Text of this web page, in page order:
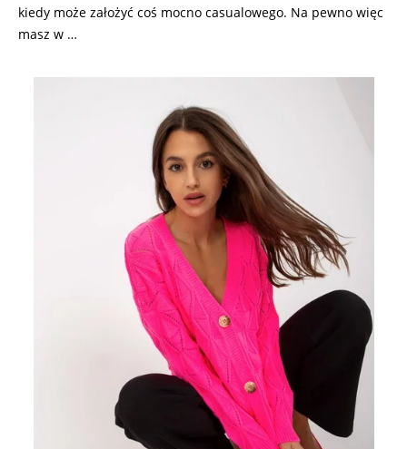
kiedy może założyć coś mocno casualowego. Na pewno więc
masz w …